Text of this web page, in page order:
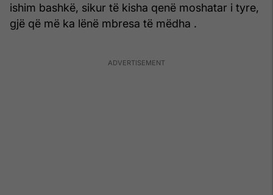
ishim bashkë, sikur të kisha qenë moshatar i tyre,
gjë që më ka lënë mbresa të mëdha .